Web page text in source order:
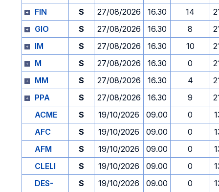
FIN
S 27/08/2026 16.30 14
GIO
S 27/08/2026 16.30 8
IM
S 27/08/2026 16.30 10
M
S 27/08/2026 16.30 0
MM
S 27/08/2026 16.30 4
PPA
S 27/08/2026 16.30 9
ACME
S 19/10/2026 09.00 0
AFC
S 19/10/2026 09.00 0
AFM
S 19/10/2026 09.00 0
CLELI
S 19/10/2026 09.00 0
DES-
S 19/10/2026 09.00 0